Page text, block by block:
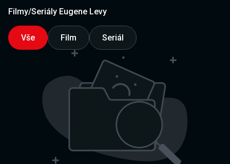
Filmy/Seriály Eugene Levy
Vše Film Seriál